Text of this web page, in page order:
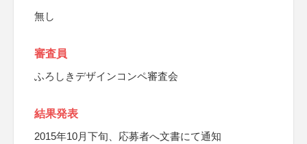
無し
審査員
ふろしきデザインコンペ審査会
結果発表
2015年10月下旬、応募者へ文書にて通知